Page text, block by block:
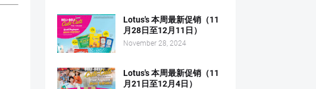
Lotus's 本周最新促销（11
月28日至12月11日）
November 28, 2024
Lotus's 本周最新促销（11
月21日至12月4日）